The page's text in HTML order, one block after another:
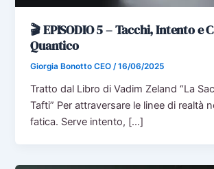
🎬 EPISODIO 5 – Tacchi, Intento e
Quantico
Giorgia Bonotto CEO /16/06/2025
Tratto dal Libro di Vadim Zeland “La
Tafti” Per attraversare le linee di realtà
fatica. Serve intento, […]